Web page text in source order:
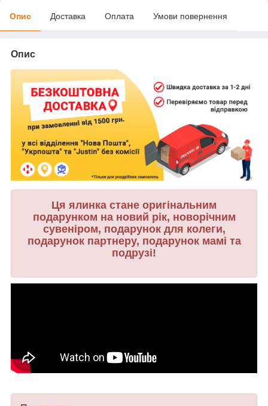
Опис Доставка Оплата Умови повернення
Опис
Ця ялинка стане оригінальним
подарунком на новий рік, новорічним
сувеніром, подарунок для колеги,
подарунок партнеру, подарунок мамі та
подрузі!